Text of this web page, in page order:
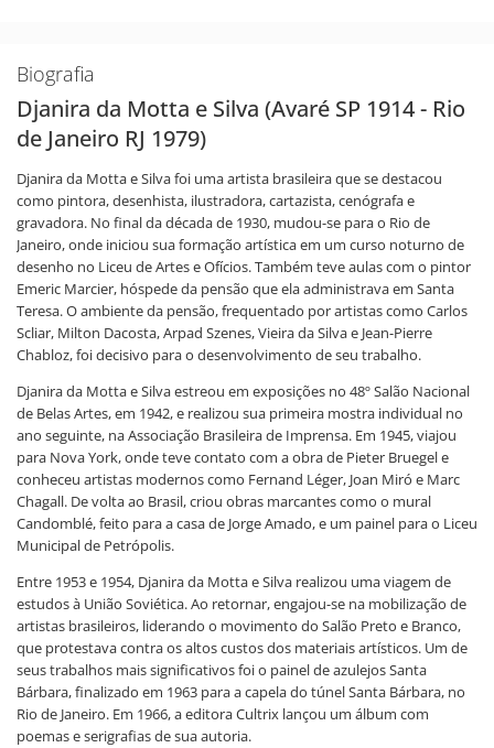
Biografia
Djanira da Motta e Silva (Avaré SP 1914 - Rio
de Janeiro RJ 1979)
Djanira da Motta e Silva foi uma artista brasileira que se destacou
como pintora, desenhista, ilustradora, cartazista, cenógrafa e
gravadora. No final da década de 1930, mudou-se para o Rio de
Janeiro, onde iniciou sua formação artística em um curso noturno de
desenho no Liceu de Artes e Ofícios. Também teve aulas com o pintor
Emeric Marcier, hóspede da pensão que ela administrava em Santa
Teresa. O ambiente da pensão, frequentado por artistas como Carlos
Scliar, Milton Dacosta, Arpad Szenes, Vieira da Silva e Jean-Pierre
Chabloz, foi decisivo para o desenvolvimento de seu trabalho.
Djanira da Motta e Silva estreou em exposições no 48º Salão Nacional
de Belas Artes, em 1942, e realizou sua primeira mostra individual no
ano seguinte, na Associação Brasileira de Imprensa. Em 1945, viajou
para Nova York, onde teve contato com a obra de Pieter Bruegel e
conheceu artistas modernos como Fernand Léger, Joan Miró e Marc
Chagall. De volta ao Brasil, criou obras marcantes como o mural
Candomblé, feito para a casa de Jorge Amado, e um painel para o Liceu
Municipal de Petrópolis.
Entre 1953 e 1954, Djanira da Motta e Silva realizou uma viagem de
estudos à União Soviética. Ao retornar, engajou-se na mobilização de
artistas brasileiros, liderando o movimento do Salão Preto e Branco,
que protestava contra os altos custos dos materiais artísticos. Um de
seus trabalhos mais significativos foi o painel de azulejos Santa
Bárbara, finalizado em 1963 para a capela do túnel Santa Bárbara, no
Rio de Janeiro. Em 1966, a editora Cultrix lançou um álbum com
poemas e serigrafias de sua autoria.